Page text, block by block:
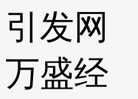
发网
盛经